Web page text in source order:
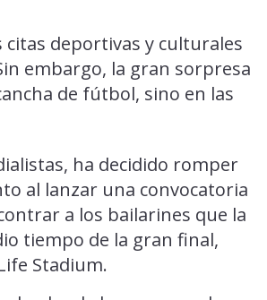
deportivas y culturales
embargo, la gran sorpresa
de fútbol, sino en las
ha decidido romper
al lanzar una convocatoria
a los bailarines que la
tiempo de la gran final,
Stadium.